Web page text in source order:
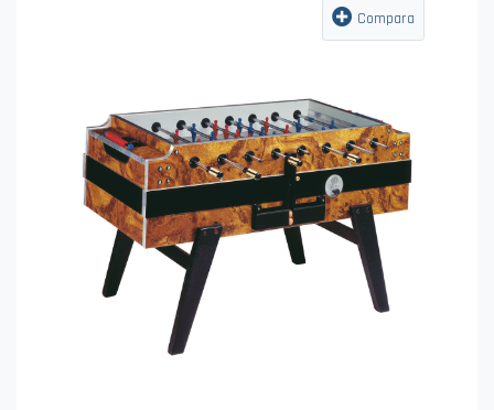
Compara